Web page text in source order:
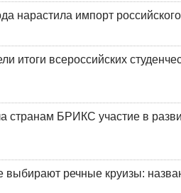
нарастила импорт
итоги всероссийских
странам БРИКС участие в
выбирают речные круизы: